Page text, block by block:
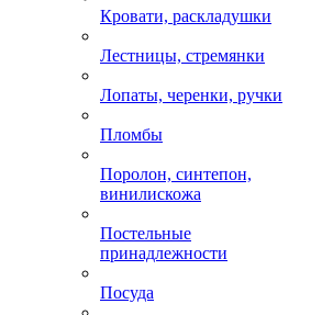
Кровати, раскладушки
Лестницы, стремянки
Лопаты, черенки, ручки
Пломбы
Поролон, синтепон,
винилискожа
Постельные
принадлежности
Посуда